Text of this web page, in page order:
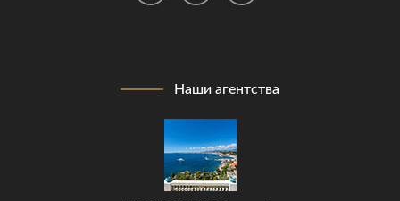
Наши агентства